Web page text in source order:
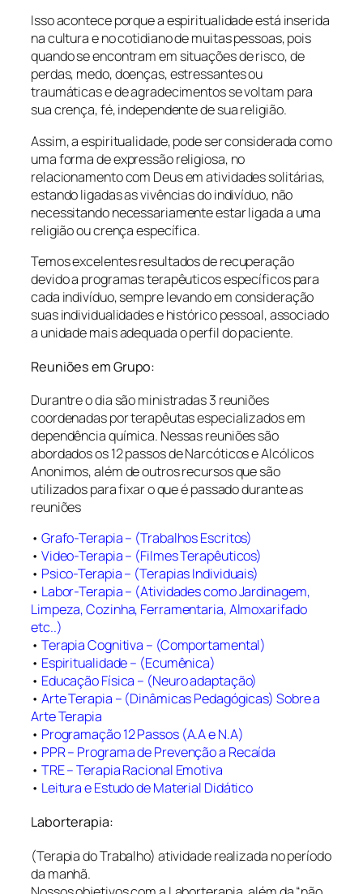
Isso acontece porque a espiritualidade está inserida
na cultura e no cotidiano de muitas pessoas, pois
quando se encontram em situações de risco, de
perdas, medo, doenças, estressantes ou
traumáticas e de agradecimentos se voltam para
sua crença, fé, independente de sua religião.
Assim, a espiritualidade, pode ser considerada como
uma forma de expressão religiosa, no
relacionamento com Deus em atividades solitárias,
estando ligadas as vivências do indivíduo, não
necessitando necessariamente estar ligada a uma
religião ou crença específica.
Temos excelentes resultados de recuperação
devido a programas terapêuticos específicos para
cada indivíduo, sempre levando em consideração
suas individualidades e histórico pessoal, associado
a unidade mais adequada o perfil do paciente.
Reuniões em Grupo:
Durantre o dia são ministradas 3 reuniões
coordenadas por terapêutas especializados em
dependência química. Nessas reuniões são
abordados os 12 passos de Narcóticos e Alcólicos
Anonimos, além de outros recursos que são
utilizados para fixar o que é passado durante as
reuniões
• Grafo-Terapia – (Trabalhos Escritos)
• Video-Terapia – (Filmes Terapêuticos)
• Psico-Terapia – (Terapias Individuais)
• Labor-Terapia – (Atividades como Jardinagem,
Limpeza, Cozinha, Ferramentaria, Almoxarifado
etc..)
• Terapia Cognitiva – (Comportamental)
• Espiritualidade – (Ecumênica)
• Educação Física – (Neuro adaptação)
• Arte Terapia – (Dinâmicas Pedagógicas) Sobre a
Arte Terapia
• Programação 12 Passos (A.A e N.A)
• PPR – Programa de Prevenção a Recaída
• TRE – Terapia Racional Emotiva
• Leitura e Estudo de Material Didático
Laborterapia:
(Terapia do Trabalho) atividade realizada no período
da manhã.